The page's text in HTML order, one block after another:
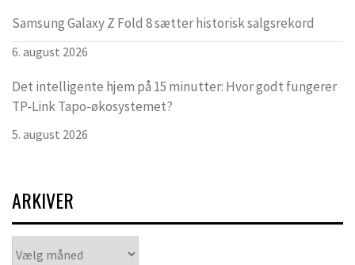
Samsung Galaxy Z Fold 8 sætter historisk salgsrekord
6. august 2026
Det intelligente hjem på 15 minutter: Hvor godt fungerer
TP-Link Tapo-økosystemet?
5. august 2026
ARKIVER